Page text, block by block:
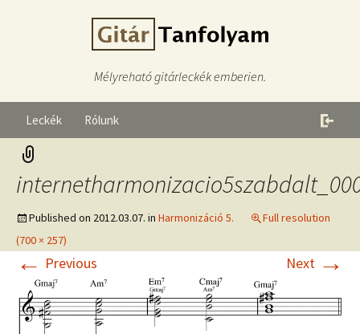
Mélyreható gitárleckék emberien.
Leckék Rólunk
Published on 2012.03.07. in Harmonizáció 5.
Full resolution
(700 × 257)
← Previous Next →